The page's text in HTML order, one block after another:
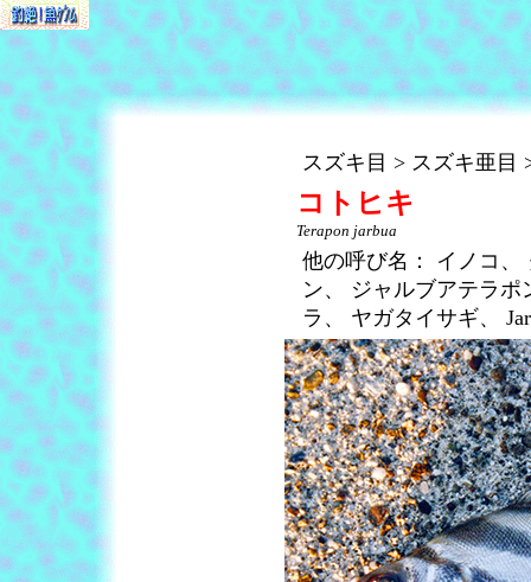
スズキ目 スズキ亜目
コトヒキ
Terapon jarbua
他の呼び名： イノコ、
ン、
ジャルブアテラポ
ラ、
ヤガタイサギ、